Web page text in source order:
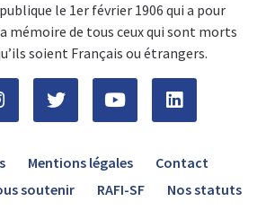
le 1er février 1906 qui a pour
mémoire de tous ceux qui sont morts
soient Français ou étrangers.
Mentions légales
Contact
soutenir RAFI-SF Nos statuts